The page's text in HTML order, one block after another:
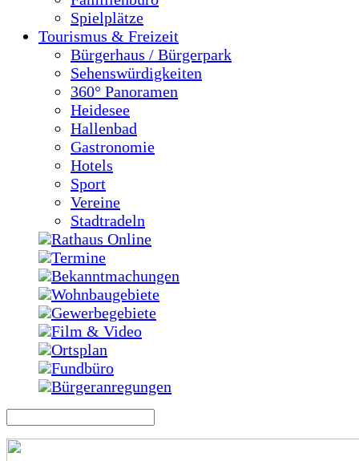
Spielplätze
Tourismus & Freizeit
Bürgerhaus / Bürgerpark
Sehenswürdigkeiten
360° Panoramen
Heidesee
Hallenbad
Gastronomie
Hotels
Sport
Vereine
Stadtradeln
Rathaus Online
Termine
Bekanntmachungen
Wohnbaugebiete
Gewerbegebiete
Film & Video
Ortsplan
Fundbüro
Bürgeranregungen